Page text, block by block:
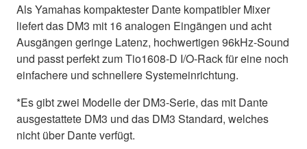
Als Yamahas kompaktester Dante kompatibler Mixer
liefert das DM3 mit 16 analogen Eingängen und acht
Ausgängen geringe Latenz, hochwertigen 96kHz-Sound
und passt perfekt zum Tio1608-D I/O-Rack für eine noch
einfachere und schnellere Systemeinrichtung.
*Es gibt zwei Modelle der DM3-Serie, das mit Dante
ausgestattete DM3 und das DM3 Standard, welches
nicht über Dante verfügt.